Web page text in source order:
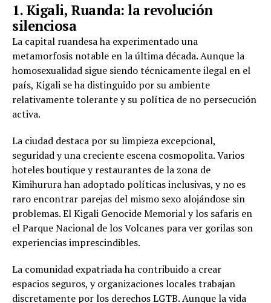
1. Kigali, Ruanda: la revolución
silenciosa
La capital ruandesa ha experimentado una
metamorfosis notable en la última década. Aunque la
homosexualidad sigue siendo técnicamente ilegal en el
país, Kigali se ha distinguido por su ambiente
relativamente tolerante y su política de no persecución
activa.
La ciudad destaca por su limpieza excepcional,
seguridad y una creciente escena cosmopolita. Varios
hoteles boutique y restaurantes de la zona de
Kimihurura han adoptado políticas inclusivas, y no es
raro encontrar parejas del mismo sexo alojándose sin
problemas. El Kigali Genocide Memorial y los safaris en
el Parque Nacional de los Volcanes para ver gorilas son
experiencias imprescindibles.
La comunidad expatriada ha contribuido a crear
espacios seguros, y organizaciones locales trabajan
discretamente por los derechos LGTB. Aunque la vida